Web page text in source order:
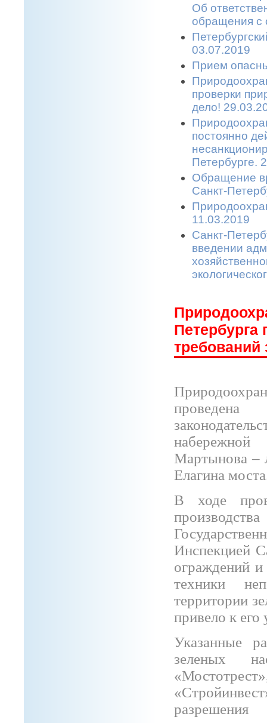
Об
обращения с
03.07.2019
Прием
проверки
дело!
постоянно
Петербурге.
Обращение
Санкт-
11.03.2019
Санкт-
введении
требований
проведена
Мартынова –
Елагина
В ходе
Инспекцией
ограждений и
техники
территории
привело к
Указанные
зеленых